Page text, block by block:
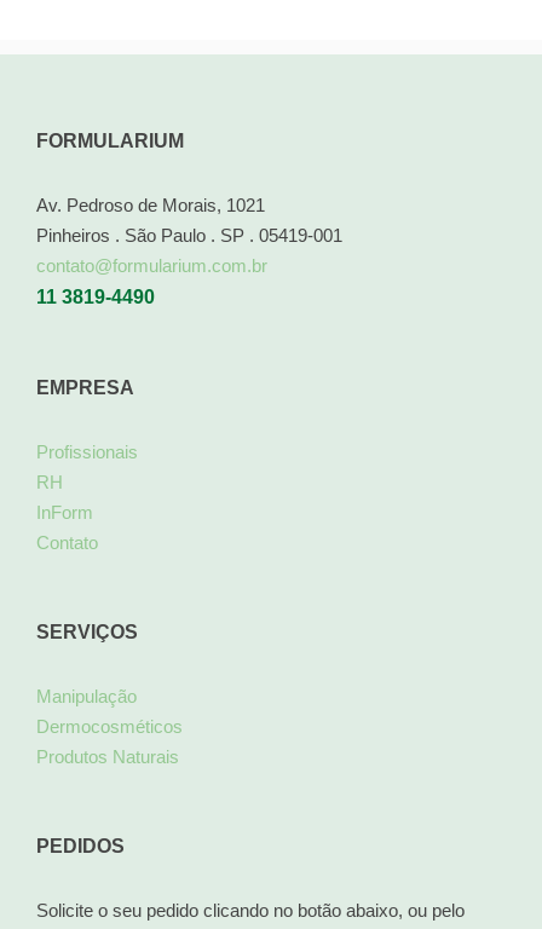
FORMULARIUM
Av. Pedroso de Morais, 1021
Pinheiros . São Paulo . SP . 05419-001
contato@formularium.com.br
11 3819-4490
EMPRESA
Profissionais
RH
InForm
Contato
SERVIÇOS
Manipulação
Dermocosméticos
Produtos Naturais
PEDIDOS
Solicite o seu pedido clicando no botão abaixo, ou pelo